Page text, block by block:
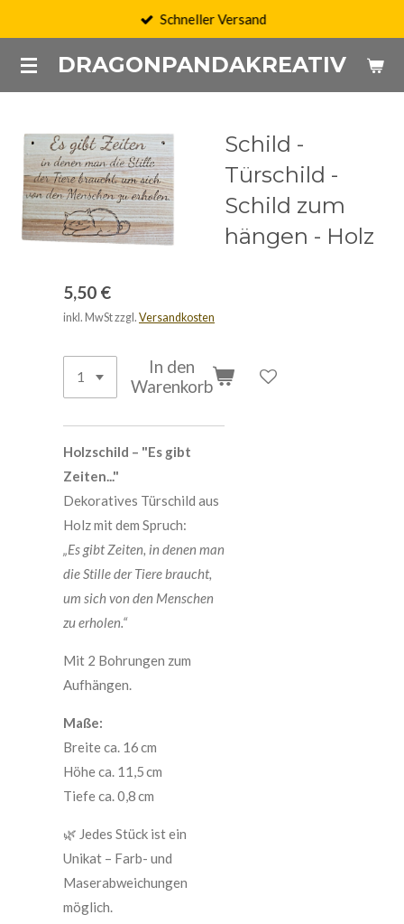
springenDRAGONPANDAKREATIV
Schneller Versand
Schild -
Türschild -
Schild zum
hängen - Holz
5,50 €
inkl. MwSt zzgl. Versandkosten
In den
Warenkorb
Holzschild – "Es gibt
Zeiten..."
Dekoratives Türschild aus
Holz mit dem Spruch:
„Es gibt Zeiten, in denen man
die Stille der Tiere braucht,
um sich von den Menschen
zu erholen.“
Mit 2 Bohrungen zum
Aufhängen.
Maße:
Breite ca. 16 cm
Höhe ca. 11,5 cm
Tiefe ca. 0,8 cm
🌿 Jedes Stück ist ein
Unikat – Farb- und
Maserabweichungen
möglich.